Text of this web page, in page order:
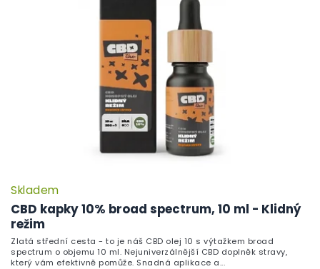
CBD kapky 10% broad spectrum, 10 ml - Klidný
režim
Skladem
Zlatá střední cesta - to je náš CBD olej 10 s výtažkem broad
spectrum o objemu 10 ml. Nejuniverzálnější CBD doplněk stravy,
který vám efektivně pomůže. Snadná aplikace a...